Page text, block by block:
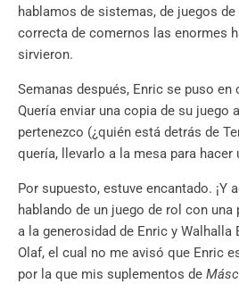
hablamos de sistemas, de juegos
correcta de comernos las enormes
sirvieron.
Semanas después, Enric se puso
Quería enviar una copia de su juego
pertenezco (¿quién está detrás de
quería, llevarlo a la mesa para hacer
Por supuesto, estuve encantado. ¡Y
hablando de un juego de rol con
a la generosidad de Enric y Walhalla
Olaf, el cual no me avisó que Enric
por la que mis suplementos de